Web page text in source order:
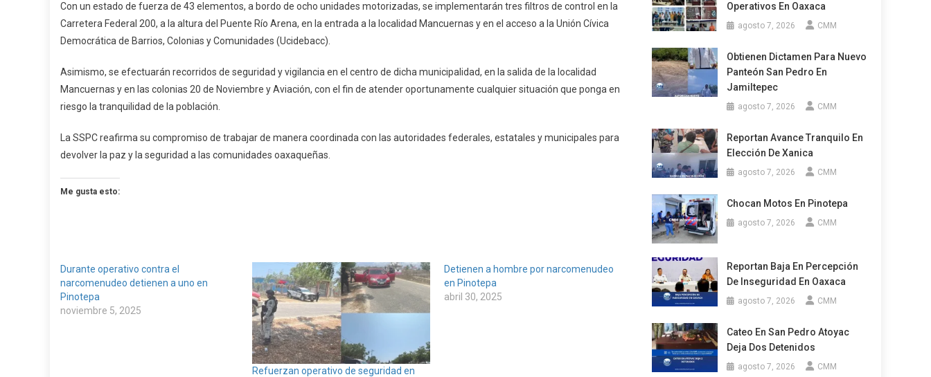
Con un estado de fuerza de 43 elementos, a bordo de ocho unidades motorizadas, se implementarán tres filtros de control en la
Carretera Federal 200, a la altura del Puente Río Arena, en la entrada a la localidad Mancuernas y en el acceso a la Unión Cívica
Democrática de Barrios, Colonias y Comunidades (Ucidebacc).
Asimismo, se efectuarán recorridos de seguridad y vigilancia en el centro de dicha municipalidad, en la salida de la localidad
Mancuernas y en las colonias 20 de Noviembre y Aviación, con el fin de atender oportunamente cualquier situación que ponga en
riesgo la tranquilidad de la población.
La SSPC reafirma su compromiso de trabajar de manera coordinada con las autoridades federales, estatales y municipales para
devolver la paz y la seguridad a las comunidades oaxaqueñas.
Me gusta esto:
Durante operativo contra el
narcomenudeo detienen a uno en
Pinotepa
noviembre 5, 2025
Refuerzan operativo de seguridad en
Detienen a hombre por narcomenudeo
en Pinotepa
abril 30, 2025
Operativos En Oaxaca
agosto 7, 2026 CMM
Obtienen Dictamen Para Nuevo
Panteón San Pedro En
Jamiltepec
agosto 7, 2026 CMM
Reportan Avance Tranquilo En
Elección De Xanica
agosto 7, 2026 CMM
Chocan Motos En Pinotepa
agosto 7, 2026 CMM
Reportan Baja En Percepción
De Inseguridad En Oaxaca
agosto 7, 2026 CMM
Cateo En San Pedro Atoyac
Deja Dos Detenidos
agosto 7, 2026 CMM